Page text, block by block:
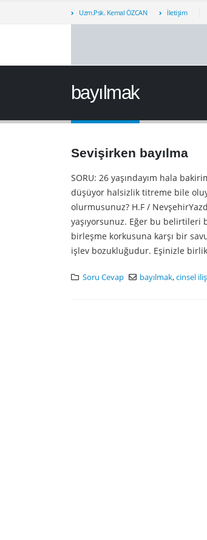
Uzm.Psk. Kemal ÖZCAN İletişim
bayılmak
Sevişirken bayılma
SORU: 26 yaşındayım hala
düşüyor halsizlik titreme bile
olurmusunuz? H.F /
yaşıyorsunuz. Eğer bu belirtileri
birleşme korkusuna karşı bir
işlev bozukluğudur. Eşinizle
Soru Cevap bayılmak,cinsel